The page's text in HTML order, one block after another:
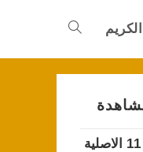
Toggle
تحميل احدث نسخ ويندوز 11 الاصلية